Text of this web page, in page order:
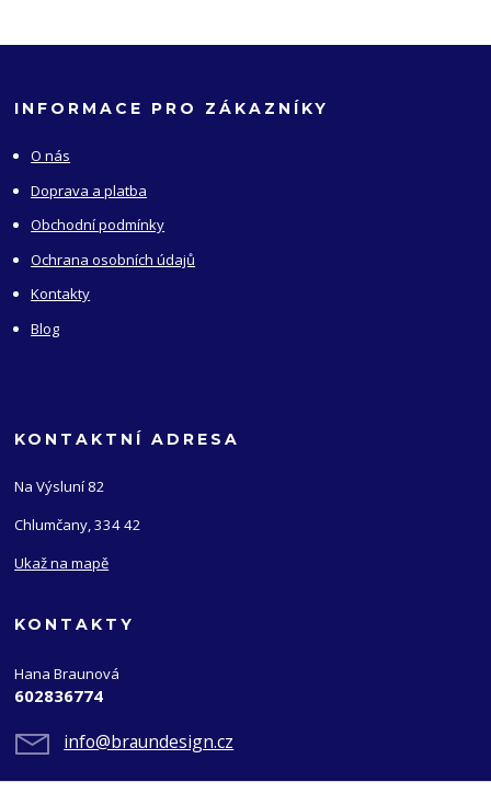
INFORMACE PRO ZÁKAZNÍKY
O nás
Doprava a platba
Obchodní podmínky
Ochrana osobních údajů
Kontakty
Blog
KONTAKTNÍ ADRESA
Na Výsluní 82
Chlumčany, 334 42
Ukaž na mapě
KONTAKTY
Hana Braunová
602836774
info@braundesign.cz